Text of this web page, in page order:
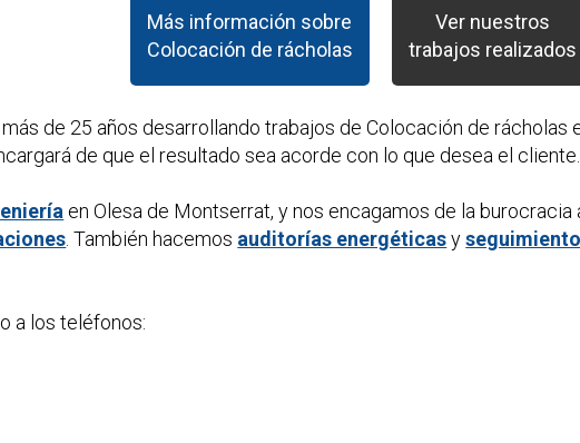
Más información sobre
Colocación de rácholas
Ver nuestros
trabajos realizados
de 25 años desarrollando trabajos deColocación de rácholas
de que el resultado sea acorde con lo que desea el cliente.
en Olesa de Montserrat, y nos encagamos de la
. También hacemos auditorías energéticasy
a los teléfonos: